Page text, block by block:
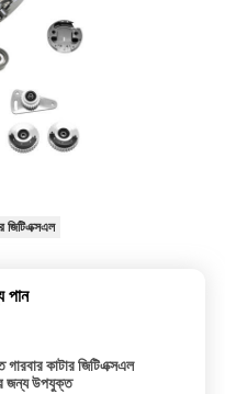
জিটিএক্সএল
পান
কাটার জিটিএক্সএল
উপযুক্ত